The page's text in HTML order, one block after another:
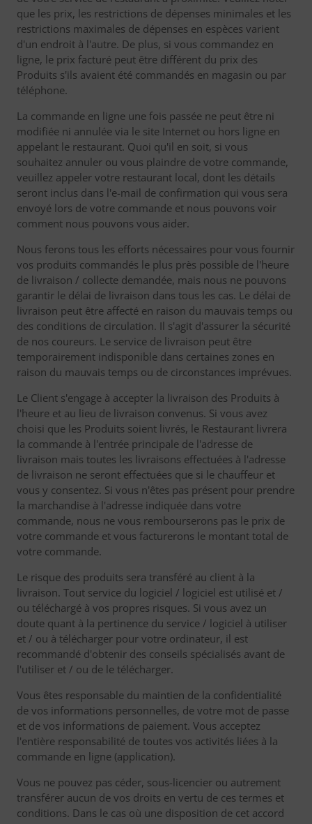
que les prix, les restrictions de dépenses minimales et les
restrictions maximales de dépenses en espèces varient
d'un endroit à l'autre. De plus, si vous commandez en
ligne, le prix facturé peut être différent du prix des
Produits s'ils avaient été commandés en magasin ou par
téléphone.
La commande en ligne une fois passée ne peut être ni
modifiée ni annulée via le site Internet ou hors ligne en
appelant le restaurant. Quoi qu'il en soit, si vous
souhaitez annuler ou vous plaindre de votre commande,
veuillez appeler votre restaurant local, dont les détails
seront inclus dans l'e-mail de confirmation qui vous sera
envoyé lors de votre commande et nous pouvons voir
comment nous pouvons vous aider.
Nous ferons tous les efforts nécessaires pour vous fournir
vos produits commandés le plus près possible de l'heure
de livraison / collecte demandée, mais nous ne pouvons
garantir le délai de livraison dans tous les cas. Le délai de
livraison peut être affecté en raison du mauvais temps ou
des conditions de circulation. Il s'agit d'assurer la sécurité
de nos coureurs. Le service de livraison peut être
temporairement indisponible dans certaines zones en
raison du mauvais temps ou de circonstances imprévues.
Le Client s'engage à accepter la livraison des Produits à
l'heure et au lieu de livraison convenus. Si vous avez
choisi que les Produits soient livrés, le Restaurant livrera
la commande à l'entrée principale de l'adresse de
livraison mais toutes les livraisons effectuées à l'adresse
de livraison ne seront effectuées que si le chauffeur et
vous y consentez. Si vous n'êtes pas présent pour prendre
la marchandise à l'adresse indiquée dans votre
commande, nous ne vous rembourserons pas le prix de
votre commande et vous facturerons le montant total de
votre commande.
Le risque des produits sera transféré au client à la
livraison. Tout service du logiciel / logiciel est utilisé et /
ou téléchargé à vos propres risques. Si vous avez un
doute quant à la pertinence du service / logiciel à utiliser
et / ou à télécharger pour votre ordinateur, il est
recommandé d'obtenir des conseils spécialisés avant de
l'utiliser et / ou de le télécharger.
Vous êtes responsable du maintien de la confidentialité
de vos informations personnelles, de votre mot de passe
et de vos informations de paiement. Vous acceptez
l'entière responsabilité de toutes vos activités liées à la
commande en ligne (application).
Vous ne pouvez pas céder, sous-licencier ou autrement
transférer aucun de vos droits en vertu de ces termes et
conditions. Dans le cas où une disposition de cet accord